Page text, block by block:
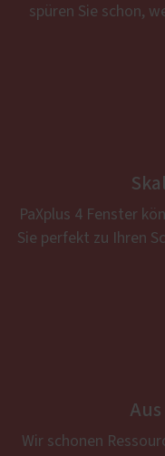
spüren Sie schon,
PaXplus 4 Fenster
Sie perfekt zu Ihren
Wir schonen